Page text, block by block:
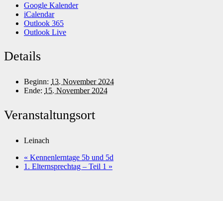
Google Kalender
iCalendar
Outlook 365
Outlook Live
Details
Beginn: 13. November 2024
Ende: 15. November 2024
Veranstaltungsort
Leinach
« Kennenlerntage 5b und 5d
1. Elternsprechtag – Teil 1 »